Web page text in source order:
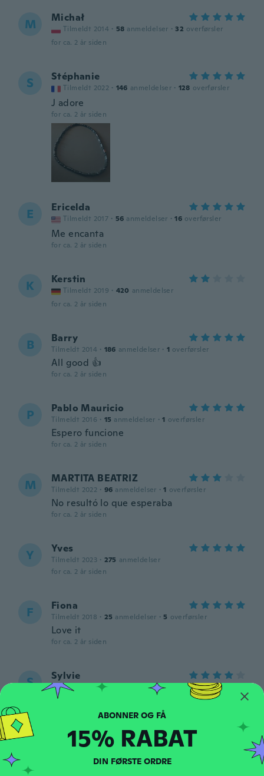
M Michał
Tilmeldt 2014 · 58 anmeldelser · 32 overførsler
for ca. 2 år siden
S Stéphanie
Tilmeldt 2022 · 146 anmeldelser · 128 overførsler
J adore
for ca. 2 år siden
E Ericelda
Tilmeldt 2017 · 56 anmeldelser · 16 overførsler
Me encanta
for ca. 2 år siden
K Kerstin
Tilmeldt 2019 · 420 anmeldelser
for ca. 2 år siden
B Barry
Tilmeldt 2014 · 186 anmeldelser · 1 overførsler
All good 👍
for ca. 2 år siden
P Pablo Mauricio
Tilmeldt 2016 · 15 anmeldelser · 1 overførsler
Espero funcione
for ca. 2 år siden
M MARTITA BEATRIZ
Tilmeldt 2022 · 96 anmeldelser · 1 overførsler
No resultó lo que esperaba
for ca. 2 år siden
Y Yves
Tilmeldt 2023 · 275 anmeldelser
for ca. 2 år siden
F Fiona
Tilmeldt 2018 · 25 anmeldelser · 5 overførsler
Love it
for ca. 2 år siden
S Sylvie
Tilmeldt 2022 · 138 anmeldelser · overførsler
J aime je le porte à tous les jours et ça bien
contrôlé ma douleur au cou
J 190
15% RABAT
DIN FØRSTE ORDRE